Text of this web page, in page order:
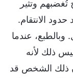
وتثير
الانتقام.
عندما
ذلك لأنه
ذلك الشخص قد